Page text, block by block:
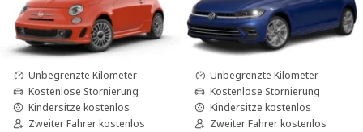
Unbegrenzte Kilometer
Kostenlose Stornierung
Kindersitze kostenlos
Zweiter Fahrer kostenlos
Unbegrenzte Kilometer
Kostenlose Stornierung
Kindersitze kostenlos
Zweiter Fahrer kostenlos